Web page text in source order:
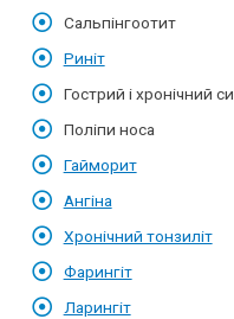
Сальпінгоотит
Риніт
Гострий і хронічний
Поліпи носа
Гайморит
Ангіна
Хронічний тонзиліт
Фарингіт
Ларингіт